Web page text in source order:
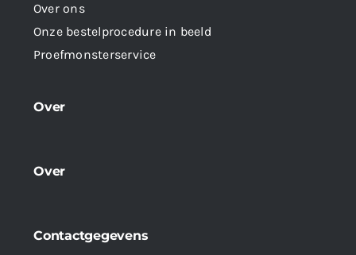
Over ons
Onze bestelprocedure in beeld
Proefmonsterservice
Over
Over
Contactgegevens